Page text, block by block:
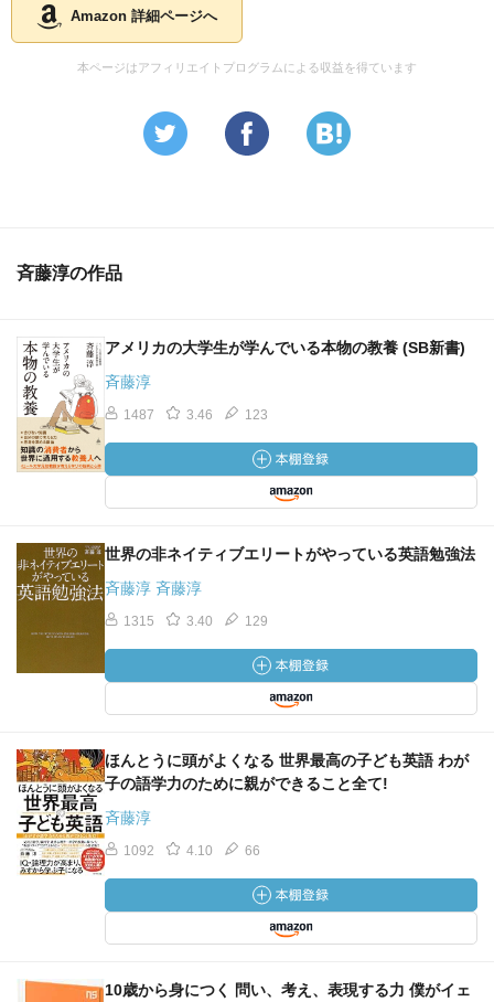
Amazon 詳細ページへ
本ページはアフィリエイトプログラムによる収益を得ています
斉藤淳の作品
アメリカの大学生が学んでいる本物の教養 (SB新書)
斉藤淳
1487 3.46 123
世界の非ネイティブエリートがやっている英語勉強法
斉藤淳 斉藤淳
1315 3.40 129
ほんとうに頭がよくなる 世界最高の子ども英語 わが
子の語学力のために親ができること全て!
斉藤淳
1092 4.10 66
10歳から身につく 問い、考え、表現する力 僕がイェ